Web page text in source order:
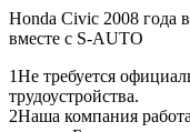
Honda Civic 2008 года
вместе с S-AUTO
1Не требуется
трудоустройства.
2Наша компания